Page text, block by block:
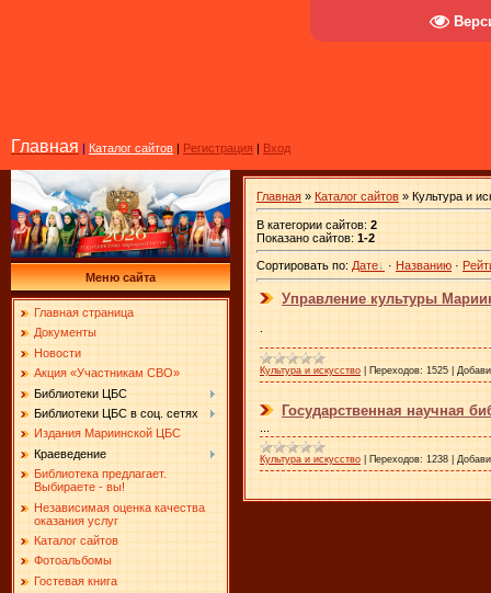
Главная | Каталог сайтов | Регистрация | Вход
Меню сайта
Главная страница
Документы
Новости
Акция «Участникам СВО»
Библиотеки ЦБС
Библиотеки ЦБС в соц. сетях
Издания Мариинской ЦБС
Краеведение
Библиотека предлагает.
Выбираете - вы!
Независимая оценка качества
оказания услуг
Каталог сайтов
Фотоальбомы
Гостевая книга
Главная » Каталог сайтов » Культура и
В категории сайтов: 2
Показано сайтов: 1-2
Сортировать по: Дате · Названию ·
Управление культуры
Культура и искусство Переходов: 1525
Государственная научная
Культура и искусство Переходов: 1238